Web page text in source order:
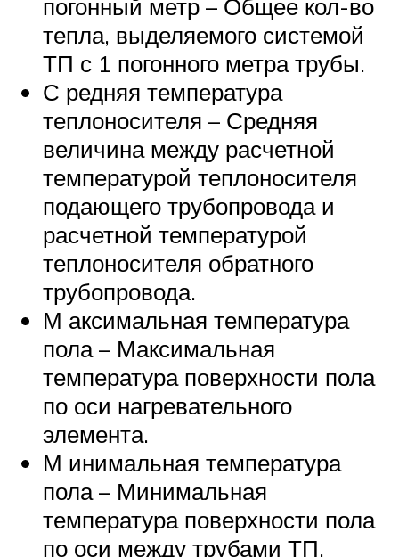
погонный метр – Общее кол-во
тепла, выделяемого системой
ТП с 1 погонного метра трубы.
С редняя температура
теплоносителя – Средняя
величина между расчетной
температурой теплоносителя
подающего трубопровода и
расчетной температурой
теплоносителя обратного
трубопровода.
М аксимальная температура
пола – Максимальная
температура поверхности пола
по оси нагревательного
элемента.
М инимальная температура
пола – Минимальная
температура поверхности пола
по оси между трубами ТП.